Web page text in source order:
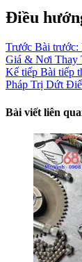
Điều
Trước Bài trước:
Giá & Nơi Thay
Kế tiếp Bài tiếp
Pháp Trị Dứt
Bài viết liên